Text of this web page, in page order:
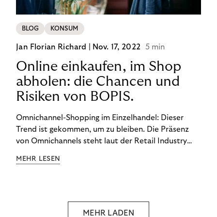
BLOG KONSUM
Jan Florian Richard | Nov. 17, 2022 5 min
Online einkaufen, im Shop
abholen: die Chancen und
Risiken von BOPIS.
Omnichannel-Shopping im Einzelhandel: Dieser
Trend ist gekommen, um zu bleiben. Die Präsenz
von Omnichannels steht laut der Retail Industry
nicht mehr verzichtet werden kann. Ein fester
bietet zwar viele Vorteile, hat aber auch seinen
MEHR LESEN
MEHR LADEN